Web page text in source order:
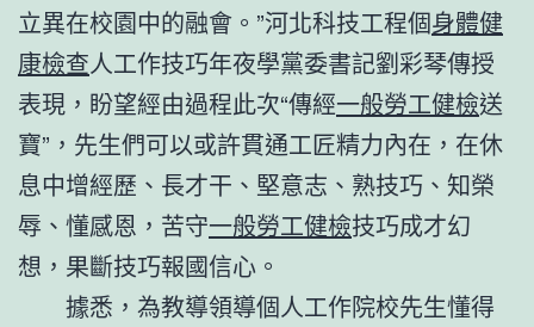
立異在校園中的融會。”河北科技工程個身體健
康檢查人工作技巧年夜學黨委書記劉彩琴傳授
表現，盼望經由過程此次“傳經一般勞工健檢送
寶”，先生們可以或許貫通工匠精力內在，在休
息中增經歷、長才干、堅意志、熟技巧、知榮
辱、懂感恩，苦守一般勞工健檢技巧成才幻
想，果斷技巧報國信心。
據悉，為教導領導個人工作院校先生懂得